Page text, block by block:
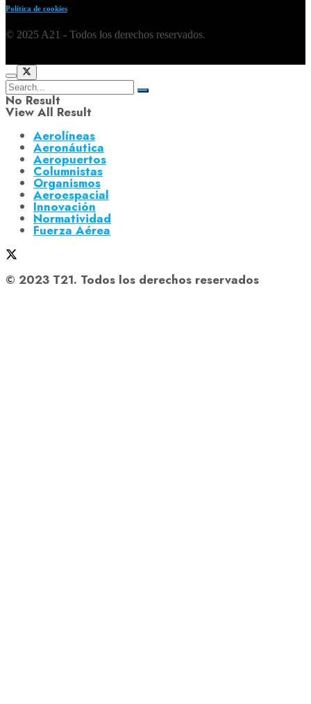
Política de cookies
© 2025 A21 - Todos los derechos reservados.
No Result
View All Result
Aerolíneas
Aeronáutica
Aeropuertos
Columnistas
Organismos
Aeroespacial
Innovación
Normatividad
Fuerza Aérea
© 2023 T21. Todos los derechos reservados